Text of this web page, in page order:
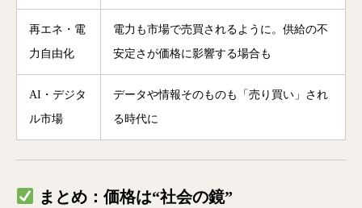
再エネ・電
力自由化
電力も市場で売買されるように。供給の不
安定さが価格に影響する場合も
AI・デジタ
ル市場
データや情報そのものも「売り買い」され
る時代に
まとめ：価格は“社会の鏡”